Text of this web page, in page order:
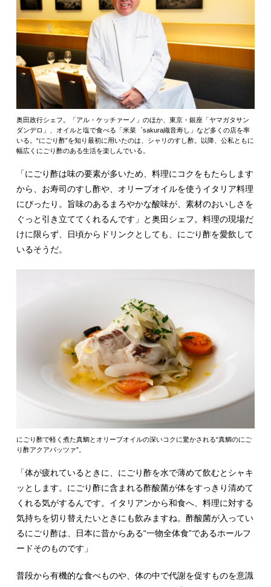
奥田政行シェフ。「アル・ケッチァーノ」のほか、東京・銀座「ヤマガタサン
ダンデロ」、オイルと塩で食べる「米菜゜sakura織音寿し」など多くの店を率
いる。“にごり酢”を知り最初に用いたのは、シャリのすし酢。以降、公私ともに
幅広くにごり酢のある生活を楽しんでいる。
「にごり酢は味の要素が多いため、料理にコクをもたらします
から、お寿司のすし酢や、オリーブオイルを使うイタリア料理
にぴったり。旨味のあるまろやかな酸味が、素材のおいしさを
ぐっと引き立ててくれるんです」と奥田シェフ。料理の現場だ
けに限らず、日頃からドリンクとしても、にごり酢を愛飲して
いるそうだ。
にごり酢で軽く煮た真鯛とオリーブオイルの深いコクに驚かされる“真鯛のにご
り酢アクアパッツァ”。
「体が疲れているときに、にごり酢を水で薄めて飲むとシャキ
ッとします。にごり酢に含まれる酢酸菌が体をすっきり清めて
くれる気がするんです。イタリアンから和食へ、料理に対する
気持ちを切り替えたいときにも飲みますね。酢酸菌が入ってい
るにごり酢は、日本に昔からある“一物全体食”であるホールフ
ードそのものです」
普段から有機的な食べものや、体の中で代謝を促すものを意識